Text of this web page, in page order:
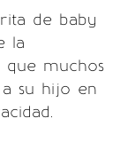
de baby
la
que muchos
su hijo en